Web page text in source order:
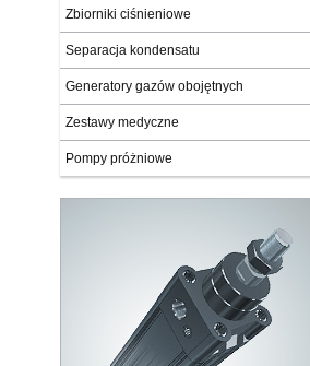
Zbiorniki ciśnieniowe
Separacja kondensatu
Generatory gazów obojętnych
Zestawy medyczne
Pompy próżniowe